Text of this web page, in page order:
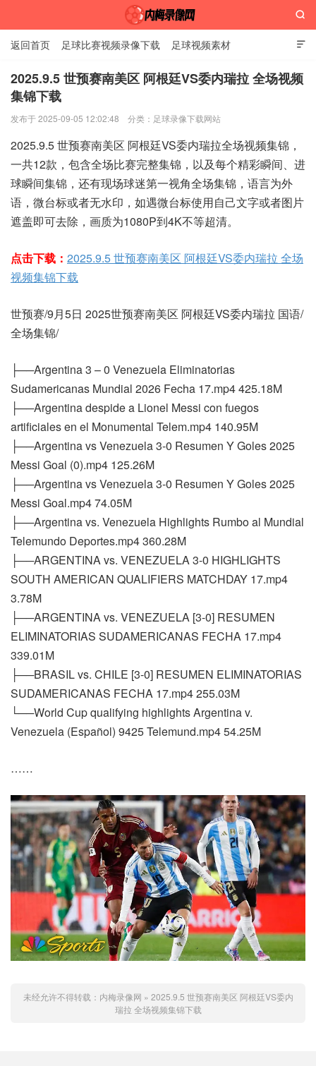
内梅录像网

返回首页 足球比赛视频录像下载 足球视频素材

2025.9.5 世预赛南美区 阿根廷VS委内瑞拉 全场视频
集锦下载
发布于 2025-09-05 12:02:48 分类： 足球录像下载网站
2025.9.5 世预赛南美区 阿根廷VS委内瑞拉全场视频集锦，
一共12款，包含全场比赛完整集锦，以及每个精彩瞬间、进
球瞬间集锦，还有现场球迷第一视角全场集锦，语言为外
语，微台标或者无水印，如遇微台标使用自己文字或者图片
遮盖即可去除，画质为1080P到4K不等超清。
点击下载： 2025.9.5 世预赛南美区 阿根廷VS委内瑞拉 全场
视频集锦下载
世预赛/9月5日 2025世预赛南美区 阿根廷VS委内瑞拉 国语/
全场集锦/
├──Argentina 3 – 0 Venezuela Eliminatorias
Sudamericanas Mundial 2026 Fecha 17.mp4 425.18M
├──Argentina despide a Lionel Messi con fuegos
artificiales en el Monumental Telem.mp4 140.95M
├──Argentina vs Venezuela 3-0 Resumen Y Goles 2025
Messi Goal (0).mp4 125.26M
├──Argentina vs Venezuela 3-0 Resumen Y Goles 2025
Messi Goal.mp4 74.05M
├──Argentina vs. Venezuela Highlights Rumbo al Mundial
Telemundo Deportes.mp4 360.28M
├──ARGENTINA vs. VENEZUELA 3-0 HIGHLIGHTS
SOUTH AMERICAN QUALIFIERS MATCHDAY 17.mp4
3.78M
├──ARGENTINA vs. VENEZUELA [3-0] RESUMEN
ELIMINATORIAS SUDAMERICANAS FECHA 17.mp4
339.01M
├──BRASIL vs. CHILE [3-0] RESUMEN ELIMINATORIAS
SUDAMERICANAS FECHA 17.mp4 255.03M
└──World Cup qualifying highlights Argentina v.
Venezuela (Español) 9425 Telemund.mp4 54.25M
……
未经允许不得转载： 内梅录像网 » 2025.9.5 世预赛南美区 阿根廷VS委内
瑞拉 全场视频集锦下载